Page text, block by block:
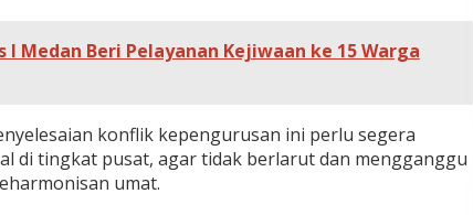
I Medan Beri Pelayanan Kejiwaan ke 15 Warga
konflik kepengurusan ini perlu segera
di tingkat pusat, agar tidak berlarut dan mengganggu
umat.